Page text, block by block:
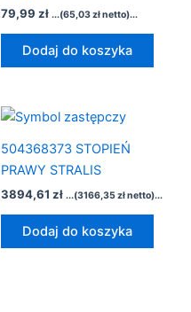
79,99 zł ...(65,03złnetto)...
Dodaj do koszyka
504368373 STOPIEŃ
PRAWY STRALIS
3894,61 zł ...(3166,35złnetto)...
Dodaj do koszyka